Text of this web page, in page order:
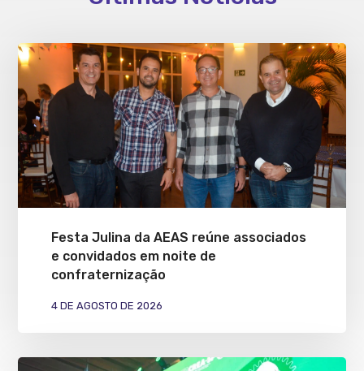
Festa Julina da AEAS reúne associados
e convidados em noite de
confraternização
4 DE AGOSTO DE 2026